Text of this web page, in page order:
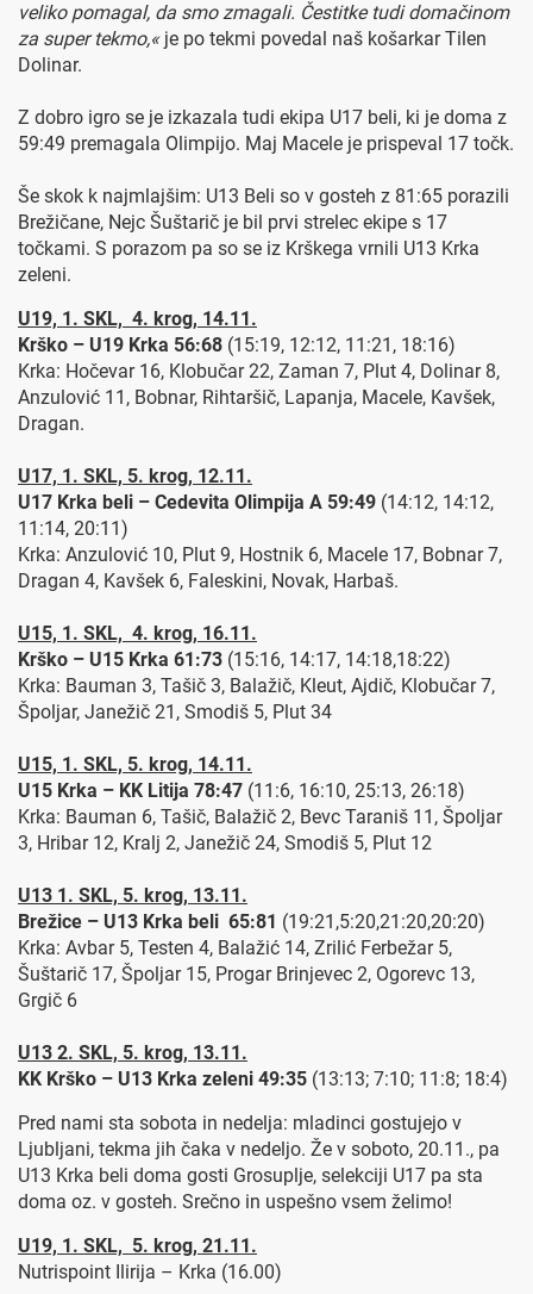
veliko pomagal, da smo zmagali. Čestitke tudi domačinom
za super tekmo,«je po tekmi povedal naš košarkar Tilen
Dolinar.
Z dobro igro se je izkazala tudi ekipa U17 beli, ki je doma z
59:49 premagala Olimpijo. Maj Macele je prispeval 17 točk.
Še skok k najmlajšim: U13 Beli so v gosteh z 81:65 porazili
Brežičane, Nejc Šuštarič je bil prvi strelec ekipe s 17
točkami. S porazom pa so se iz Krškega vrnili U13 Krka
zeleni.
U19, 1. SKL, 4. krog, 14.11.
Krško – U19 Krka 56:68 (15:19, 12:12, 11:21, 18:16)
Krka: Hočevar 16, Klobučar 22, Zaman 7, Plut 4, Dolinar 8,
Anzulović 11, Bobnar, Rihtaršič, Lapanja, Macele, Kavšek,
Dragan.
U17, 1. SKL, 5. krog, 12.11.
U17 Krka beli – Cedevita Olimpija A 59:49 (14:12, 14:12,
11:14, 20:11)
Krka: Anzulović 10, Plut 9, Hostnik 6, Macele 17, Bobnar 7,
Dragan 4, Kavšek 6, Faleskini, Novak, Harbaš.
U15, 1. SKL, 4. krog, 16.11.
Krško – U15 Krka 61:73 (15:16, 14:17, 14:18,18:22)
Krka: Bauman 3, Tašič 3, Balažič, Kleut, Ajdič, Klobučar 7,
Špoljar, Janežič 21, Smodiš 5, Plut 34
U15, 1. SKL, 5. krog, 14.11.
U15 Krka – KK Litija 78:47 (11:6, 16:10, 25:13, 26:18)
Krka: Bauman 6, Tašič, Balažič 2, Bevc Taraniš 11, Špoljar
3, Hribar 12, Kralj 2, Janežič 24, Smodiš 5, Plut 12
U13 1. SKL, 5. krog, 13.11.
Brežice – U13 Krka beli 65:81 (19:21,5:20,21:20,20:20)
Krka: Avbar 5, Testen 4, Balažić 14, Zrilić Ferbežar 5,
Šuštarič 17, Špoljar 15, Progar Brinjevec 2, Ogorevc 13,
Grgič 6
U13 2. SKL, 5. krog, 13.11.
KK Krško – U13 Krka zeleni 49:35 (13:13; 7:10; 11:8; 18:4)
Pred nami sta sobota in nedelja: mladinci gostujejo v
Ljubljani, tekma jih čaka v nedeljo. Že v soboto, 20.11., pa
U13 Krka beli doma gosti Grosuplje, selekciji U17 pa sta
doma oz. v gosteh. Srečno in uspešno vsem želimo!
U19, 1. SKL, 5. krog, 21.11.
Nutrispoint Ilirija – Krka (16.00)